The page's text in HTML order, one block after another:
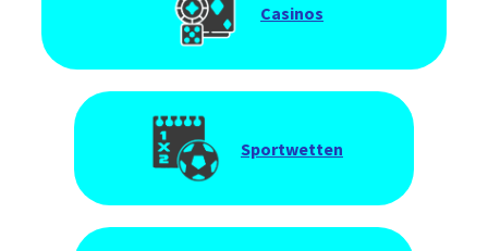
Casinos
Sportwetten